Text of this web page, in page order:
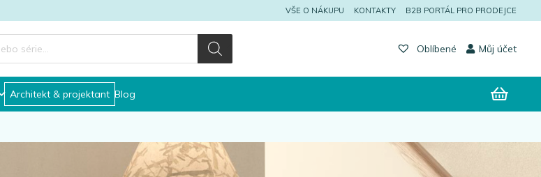
VŠE O NÁKUPU KONTAKTY B2B PORTÁL PRO PRODEJCE
Oblíbené Můj účet
Architekt & projektant Blog